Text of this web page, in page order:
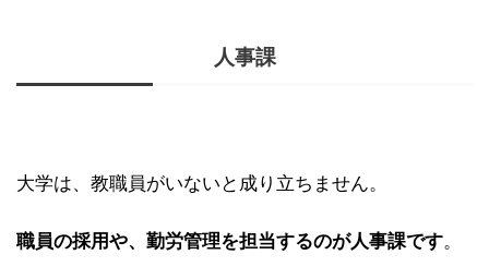
人事課
大学は、教職員がいないと成り立ちません。
職員の採用や、勤労管理を担当するのが人事課です。